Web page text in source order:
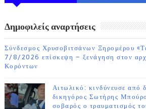
Δημοφιλείς αναρτήσεις
Σύνδεσμος Χρυσοβιτσάνων Ξηρομέρου
7/8/2026 επίσκεψη – ξενάγηση στον
Κορόντων
Αιτωλικό: κινδύνευσε από
δικηγόρος Σωτήρης
σοβαρός ο τραυματισμός